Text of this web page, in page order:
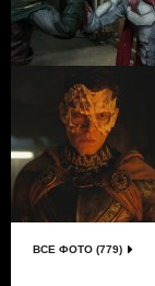
ВСЕ ФОТО (779)